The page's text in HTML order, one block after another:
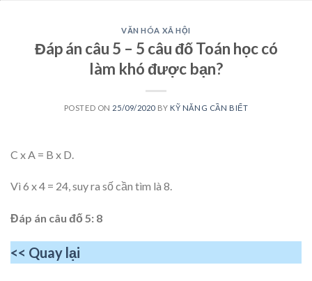
VĂN HÓA XÃ HỘI
Đáp án câu 5 – 5 câu đố Toán học có
làm khó được bạn?
POSTED ON 25/09/2020 BY KỸ NĂNG CẦN BIẾT
C x A = B x D.
Vì 6 x 4 = 24, suy ra số cần tìm là 8.
Đáp án câu đố 5: 8
<< Quay lại